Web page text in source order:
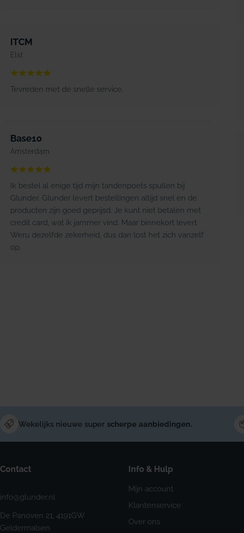
ITCM
Elst
Tevreden met de snelle service.
Base10
Amsterdam
Ik bestel al enige tijd mijn tandenpoets spullen bij
Glunder. Glunder levert bestellingen altijd snel en de
producten zijn goed geprijsd. Je kunt niet betalen met
credit card, wat ik jammer vind. Maar binnekort levert
Weru dezelfde zekerheid, dus dan lost het zich vanzelf
op.
Wekelijks nieuwe super scherpe aanbiedingen.
Contact
info@glunder.nl
De Panoven 21, 4191GW
Geldermalsen
Info & Hulp
Mijn account
Klantenservice
Over ons